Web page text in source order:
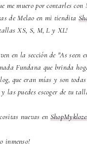
me muero por contarles
de Melao en mi tiendita
XS, S, M, L y XL!
en la sección de "As seen
Fundana que brinda
que eran mías y son
las puedes escoger de tu
nuevas en
inmenso!